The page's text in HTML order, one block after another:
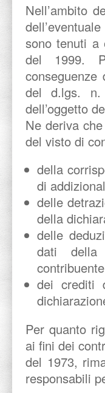
Nell’ambito
sono tenuti a
del 1999.
conseguenze
del d.lgs. n.
dell’oggetto
Ne deriva
del visto di
della
di
delle
della
delle
dati della
dei crediti
Per quanto
ai fini dei
del 1973,
responsabili